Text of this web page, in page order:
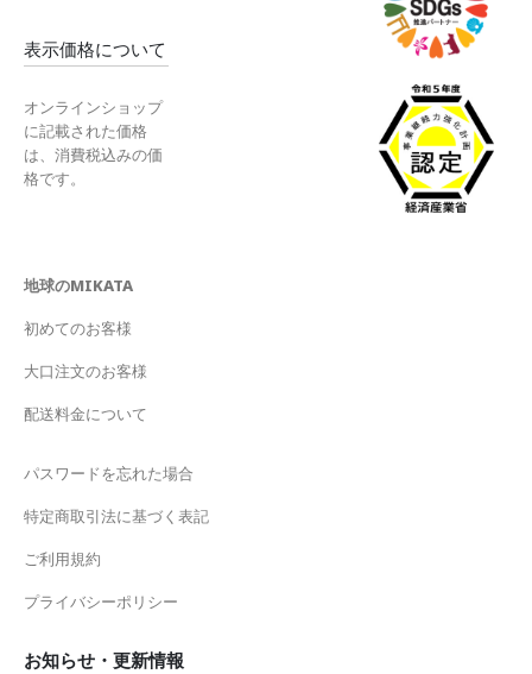
表示価格について
オンラインショップ
に記載された価格
は、消費税込みの価
格です。
地球のMIKATA
初めてのお客様
大口注文のお客様
配送料金について
パスワードを忘れた場合
特定商取引法に基づく表記
ご利用規約
プライバシーポリシー
お知らせ・更新情報